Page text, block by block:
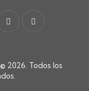
© 2026. Todos los